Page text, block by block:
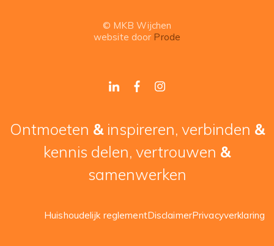
© MKB Wijchen
website door Prode
Ontmoeten &inspireren, verbinden &
kennis delen, vertrouwen &
samenwerken
Huishoudelijk reglementDisclaimerPrivacyverklaring